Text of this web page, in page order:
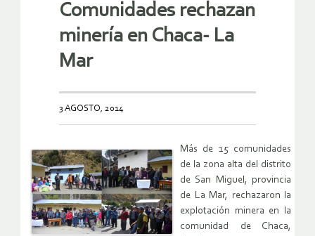
Comunidades rechazan
minería en Chaca- La
Mar
3 AGOSTO, 2014
Más de 15 comunidades
de la zona alta del distrito
de San Miguel, provincia
de La Mar, rechazaron la
explotación minera en la
comunidad de Chaca,